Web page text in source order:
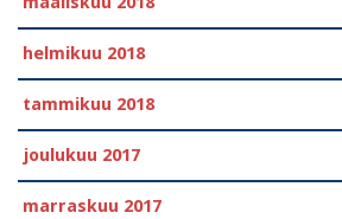
helmikuu 2018
tammikuu 2018
joulukuu 2017
marraskuu 2017